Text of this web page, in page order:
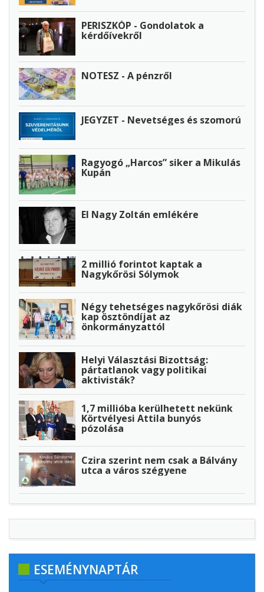
PERISZKÓP - Gondolatok a
kérdőívekről
NOTESZ - A pénzről
JEGYZET - Nevetséges és szomorú
Ragyogó „Harcos” siker a Mikulás
Kupán
El Nagy Zoltán emlékére
2 millió forintot kaptak a
Nagykőrösi Sólymok
Négy tehetséges nagykőrösi diák
kap ösztöndíjat az
önkormányzattól
Helyi Választási Bizottság:
pártatlanok vagy politikai
aktivisták?
1,7 millióba kerülhetett nekünk
Körtvélyesi Attila bunyós
pózolása
Czira szerint nem csak a Bálvány
utca a város szégyene
ESEMÉNYNAPTÁR